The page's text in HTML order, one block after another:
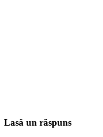
Lasă un răspuns